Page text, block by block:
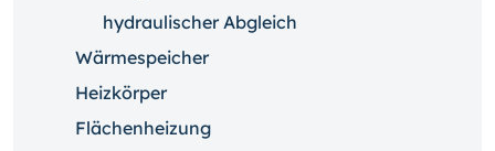
hydraulischer Abgleich
Wärmespeicher
Heizkörper
Flächenheizung